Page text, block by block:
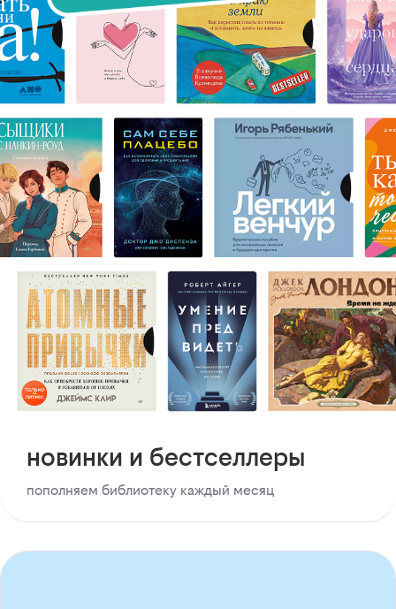
новинки и бестселлеры
пополняем библиотеку каждый месяц